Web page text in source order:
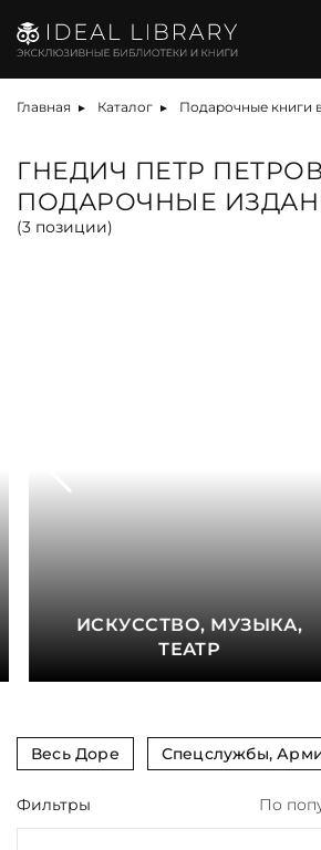
Главная Каталог Подарочные книги
ГНЕДИЧ ПЕТР
ПОДАРОЧНЫЕ
(3 позиции)
ИСКУССТВО, МУЗЫКА,
ТЕАТР
Весь Доре Спецслужбы,
Цена, ₽
Вид
Обрез
Тиснение
Фильтры По